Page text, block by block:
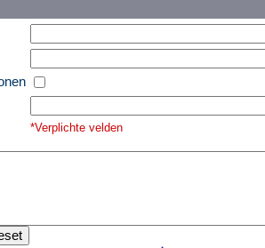
*Verplichte velden